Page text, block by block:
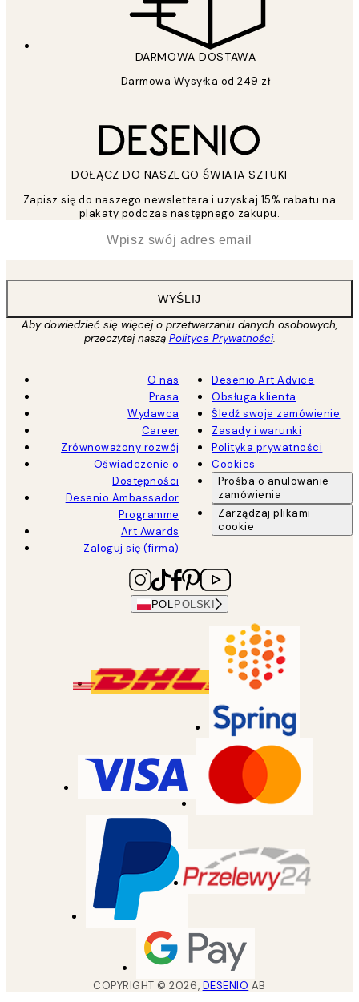
DARMOWA DOSTAWA
Darmowa Wysyłka od 249 zł
DOŁĄCZ DO NASZEGO ŚWIATA SZTUKI
Zapisz się do naszego newslettera i uzyskaj 15% rabatu na
plakaty podczas następnego zakupu.
WYŚLIJ
Aby dowiedzieć się więcej o przetwarzaniu danych osobowych,
przeczytaj naszą Polityce Prywatności.
O nas
Prasa
Wydawca
Career
Zrównoważony rozwój
Oświadczenie o
Dostępności
Desenio Ambassador
Programme
Art Awards
Zaloguj się (firma)
Desenio Art Advice
Obsługa klienta
Śledź swoje zamówienie
Zasady i warunki
Polityka prywatności
Cookies
Prośba o anulowanie
zamówienia
Zarządzaj plikami
cookie
POL POLSKI
COPYRIGHT ©2026, DESENIO AB